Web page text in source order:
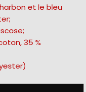
et le bleu
35 %